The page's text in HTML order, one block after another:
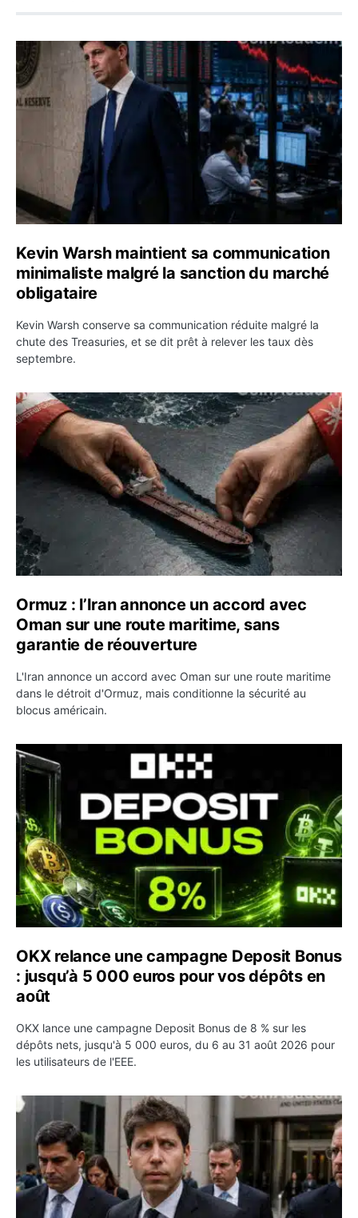
Kevin Warsh maintient sa communication minimaliste
Kevin Warsh maintient sa communication
minimaliste malgré la sanction du marché
obligataire
Kevin Warsh conserve sa communication réduite malgré la
chute des Treasuries, et se dit prêt à relever les taux dès
septembre.
Ormuz : l’Iran annonce un accord avec Oman sur une
Ormuz : l’Iran annonce un accord avec
Oman sur une route maritime, sans
garantie de réouverture
L'Iran annonce un accord avec Oman sur une route maritime
dans le détroit d'Ormuz, mais conditionne la sécurité au
blocus américain.
OKX relance une campagne Deposit Bonus : jusqu’à 5
OKX relance une campagne Deposit Bonus
: jusqu’à 5 000 euros pour vos dépôts en
août
OKX lance une campagne Deposit Bonus de 8 % sur les
dépôts nets, jusqu'à 5 000 euros, du 6 au 31 août 2026 pour
les utilisateurs de l'EEE.
OpenAI demande le rejet de la plainte d’Apple et